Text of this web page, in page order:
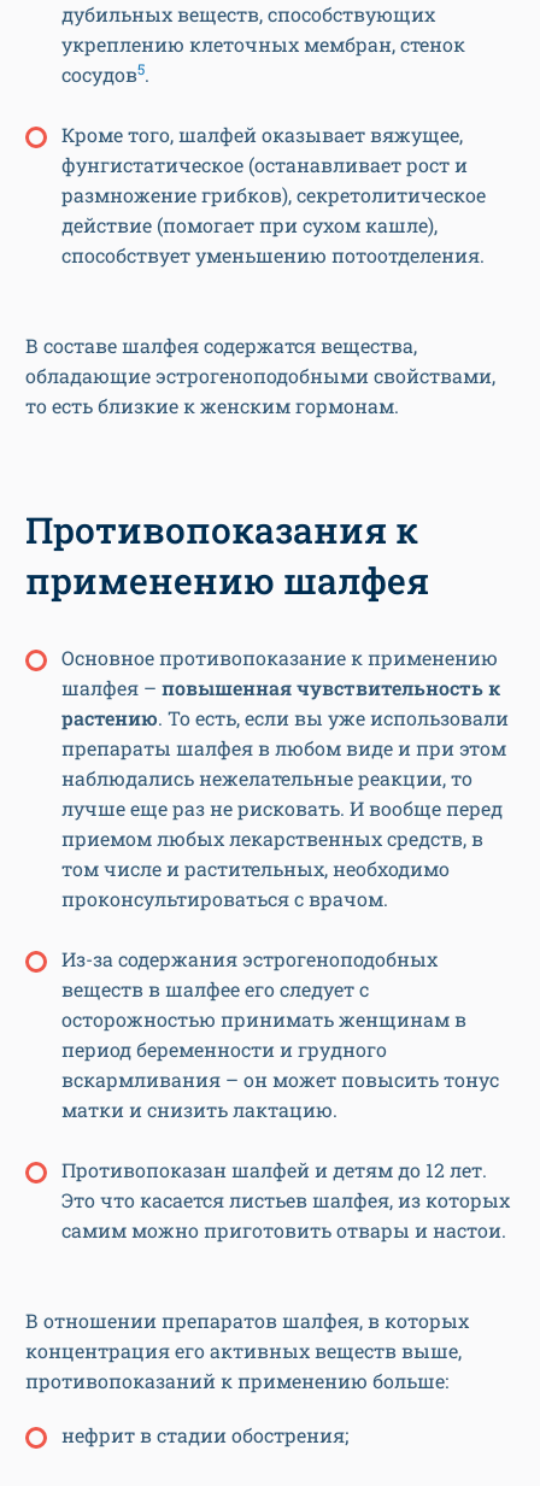
дубильных веществ, способствующих
укреплению клеточных мембран, стенок
сосудов5.
Кроме того, шалфей оказывает вяжущее,
фунгистатическое (останавливает рост и
размножение грибков), секретолитическое
действие (помогает при сухом кашле),
способствует уменьшению потоотделения.
В составе шалфея содержатся вещества,
обладающие эстрогеноподобными свойствами,
то есть близкие к женским гормонам.
Противопоказания к
применению шалфея
Основное противопоказание к применению
шалфея – повышенная чувствительность к
растению. То есть, если вы уже использовали
препараты шалфея в любом виде и при этом
наблюдались нежелательные реакции, то
лучше еще раз не рисковать. И вообще перед
приемом любых лекарственных средств, в
том числе и растительных, необходимо
проконсультироваться с врачом.
Из-за содержания эстрогеноподобных
веществ в шалфее его следует с
осторожностью принимать женщинам в
период беременности и грудного
вскармливания – он может повысить тонус
матки и снизить лактацию.
Противопоказан шалфей и детям до 12 лет.
Это что касается листьев шалфея, из которых
самим можно приготовить отвары и настои.
В отношении препаратов шалфея, в которых
концентрация его активных веществ выше,
противопоказаний к применению больше:
нефрит в стадии обострения;